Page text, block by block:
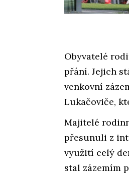
Obyvatelé
přání. Jejich
venkovní
Lukačoviče,
Majitelé
přesunuli z
využití celý
stal zázemím